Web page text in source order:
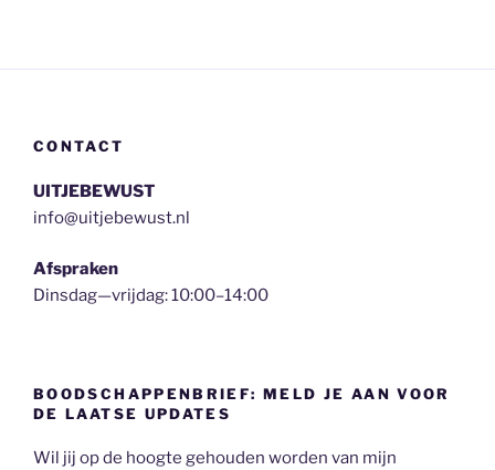
CONTACT
UITJEBEWUST
info@uitjebewust.nl
Afspraken
Dinsdag—vrijdag: 10:00–14:00
BOODSCHAPPENBRIEF: MELD JE AAN VOOR
DE LAATSE UPDATES
Wil jij op de hoogte gehouden worden van mijn